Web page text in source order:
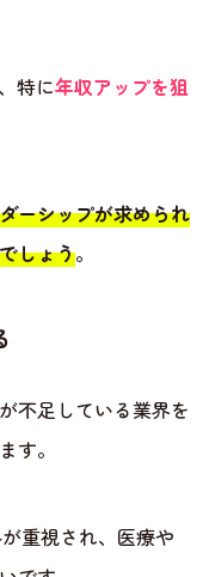
特に年収アップを狙
ーシップが求められ
しょう。
不足している業界を
す。
重視され、医療や